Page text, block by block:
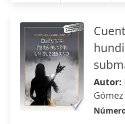
Autor:
Gómez